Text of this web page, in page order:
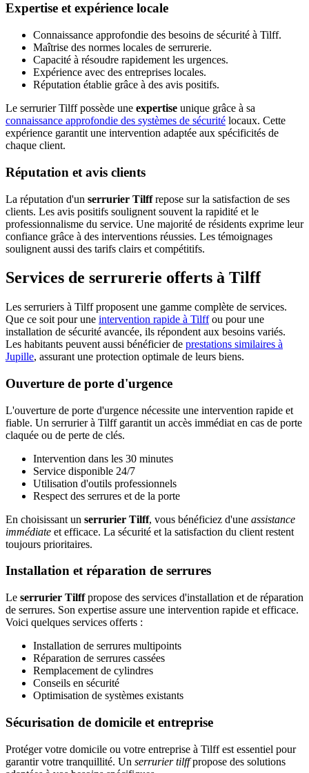
Expertise et expérience locale
Connaissance approfondie des besoins de sécurité à Tilff.
Maîtrise des normes locales de serrurerie.
Capacité à résoudre rapidement les urgences.
Expérience avec des entreprises locales.
Réputation établie grâce à des avis positifs.
Le serrurier Tilff possède une expertise unique grâce à sa
connaissance approfondie des systèmes de sécurité locaux. Cette
expérience garantit une intervention adaptée aux spécificités de
chaque client.
Réputation et avis clients
La réputation d'un serrurier Tilffrepose sur la satisfaction de ses
clients. Les avis positifs soulignent souvent la rapidité et le
professionnalisme du service. Une majorité de résidents exprime leur
confiance grâce à des interventions réussies. Les témoignages
soulignent aussi des tarifs clairs et compétitifs.
Services de serrurerie offerts à Tilff
Les serruriers à Tilff proposent une gamme complète de services.
Que ce soit pour une intervention rapide à Tilffou pour une
installation de sécurité avancée, ils répondent aux besoins variés.
Les habitants peuvent aussi bénéficier de prestations similaires à
Jupille, assurant une protection optimale de leurs biens.
Ouverture de porte d'urgence
L'ouverture de porte d'urgence nécessite une intervention rapide et
fiable. Un serrurier à Tilff garantit un accès immédiat en cas de porte
claquée ou de perte de clés.
Intervention dans les 30 minutes
Service disponible 24/7
Utilisation d'outils professionnels
Respect des serrures et de la porte
En choisissant un serrurier Tilff, vous bénéficiez d'une assistance
immédiate et efficace. La sécurité et la satisfaction du client restent
toujours prioritaires.
Installation et réparation de serrures
Le serrurier Tilffpropose des services d'installation et de réparation
de serrures. Son expertise assure une intervention rapide et efficace.
Voici quelques services offerts :
Installation de serrures multipoints
Réparation de serrures cassées
Remplacement de cylindres
Conseils en sécurité
Optimisation de systèmes existants
Sécurisation de domicile et entreprise
Protéger votre domicile ou votre entreprise à Tilff est essentiel pour
garantir votre tranquillité. Un serrurier tilffpropose des solutions